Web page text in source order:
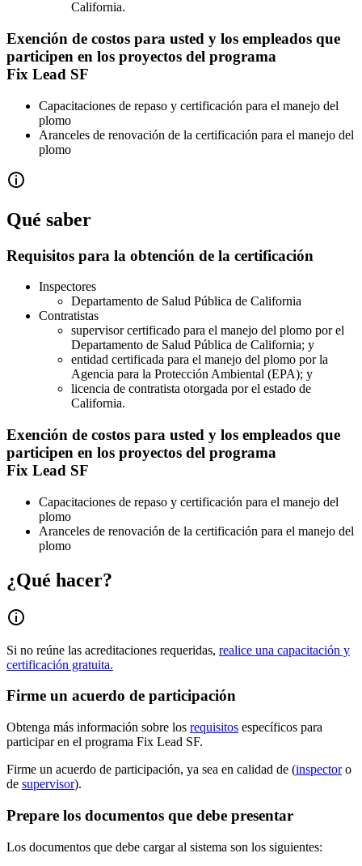
California.
Exención de costos para usted y los empleados que
participen en los proyectos del programa
Fix Lead SF
Capacitaciones de repaso y certificación para el manejo del
plomo
Aranceles de renovación de la certificación para el manejo del
plomo
Qué saber
Requisitos para la obtención de la certificación
Inspectores
Departamento de Salud Pública de California
Contratistas
supervisor certificado para el manejo del plomo por el
Departamento de Salud Pública de California; y
entidad certificada para el manejo del plomo por la
Agencia para la Protección Ambiental (EPA); y
licencia de contratista otorgada por el estado de
California.
Exención de costos para usted y los empleados que
participen en los proyectos del programa
Fix Lead SF
Capacitaciones de repaso y certificación para el manejo del
plomo
Aranceles de renovación de la certificación para el manejo del
plomo
¿Qué hacer?
Si no reúne las acreditaciones requeridas, realice una capacitación y
certificación gratuita.
Firme un acuerdo de participación
Obtenga más información sobre los requisitos específicos para
participar en el programa Fix Lead SF.
Firme un acuerdo de participación, ya sea en calidad de (inspectoro
de supervisor).
Prepare los documentos que debe presentar
Los documentos que debe cargar al sistema son los siguientes: